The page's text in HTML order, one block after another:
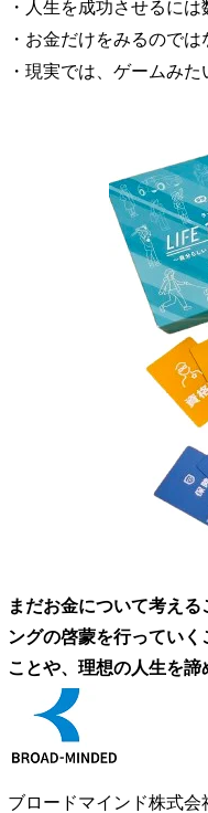
・人生を成功させるに
・お金だけをみるので
・現実では、ゲームみ
まだお金について考え
ングの啓蒙を行ってい
ことや、理想の人生を諦
ブロードマインド株式会